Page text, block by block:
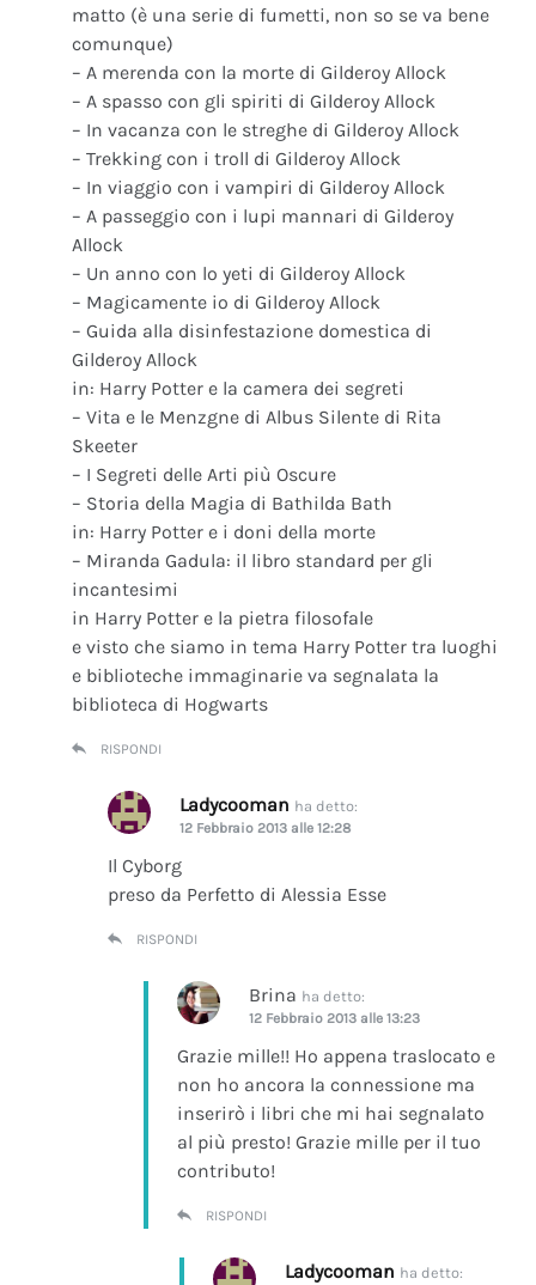
matto (è una serie di fumetti, non so se va bene
comunque)
– A merenda con la morte di Gilderoy Allock
– A spasso con gli spiriti di Gilderoy Allock
– In vacanza con le streghe di Gilderoy Allock
– Trekking con i troll di Gilderoy Allock
– In viaggio con i vampiri di Gilderoy Allock
– A passeggio con i lupi mannari di Gilderoy
Allock
– Un anno con lo yeti di Gilderoy Allock
– Magicamente io di Gilderoy Allock
– Guida alla disinfestazione domestica di
Gilderoy Allock
in: Harry Potter e la camera dei segreti
– Vita e le Menzgne di Albus Silente di Rita
Skeeter
– I Segreti delle Arti più Oscure
– Storia della Magia di Bathilda Bath
in: Harry Potter e i doni della morte
– Miranda Gadula: il libro standard per gli
incantesimi
in Harry Potter e la pietra filosofale
e visto che siamo in tema Harry Potter tra luoghi
e biblioteche immaginarie va segnalata la
biblioteca di Hogwarts
RISPONDI
Ladycooman ha detto:
12 Febbraio 2013 alle 12:28
Il Cyborg
preso da Perfetto di Alessia Esse
RISPONDI
Brina ha detto:
12 Febbraio 2013 alle 13:23
Grazie mille!! Ho appena traslocato e
non ho ancora la connessione ma
inserirò i libri che mi hai segnalato
al più presto! Grazie mille per il tuo
contributo!
RISPONDI
Ladycooman ha detto: